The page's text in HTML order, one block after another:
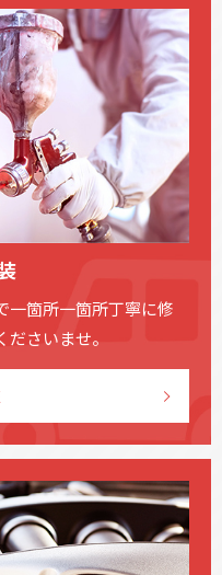
一箇所一箇所丁寧に修
さいませ。